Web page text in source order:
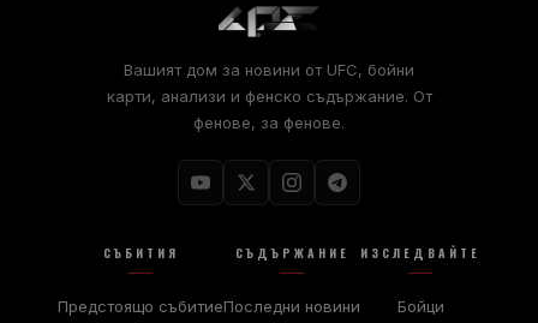
Вашият дом за новини от UFC, бойни
карти, анализи и фенско съдържание. От
фенове, за фенове.
СЪБИТИЯ
Предстоящо събитие
СЪДЪРЖАНИЕ
Последни новини
ИЗСЛЕДВАЙТЕ
Бойци